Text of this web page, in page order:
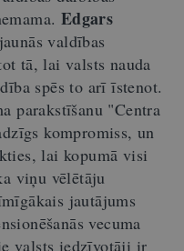
Edgars
valdības
tā, lai valsts nauda
spēs to arī īstenot.
parakstīšanu "Centra
kompromiss, un
lai kopumā visi
viņu vēlētāju
jautājums
vecuma
valsts iedzīvotāji ir